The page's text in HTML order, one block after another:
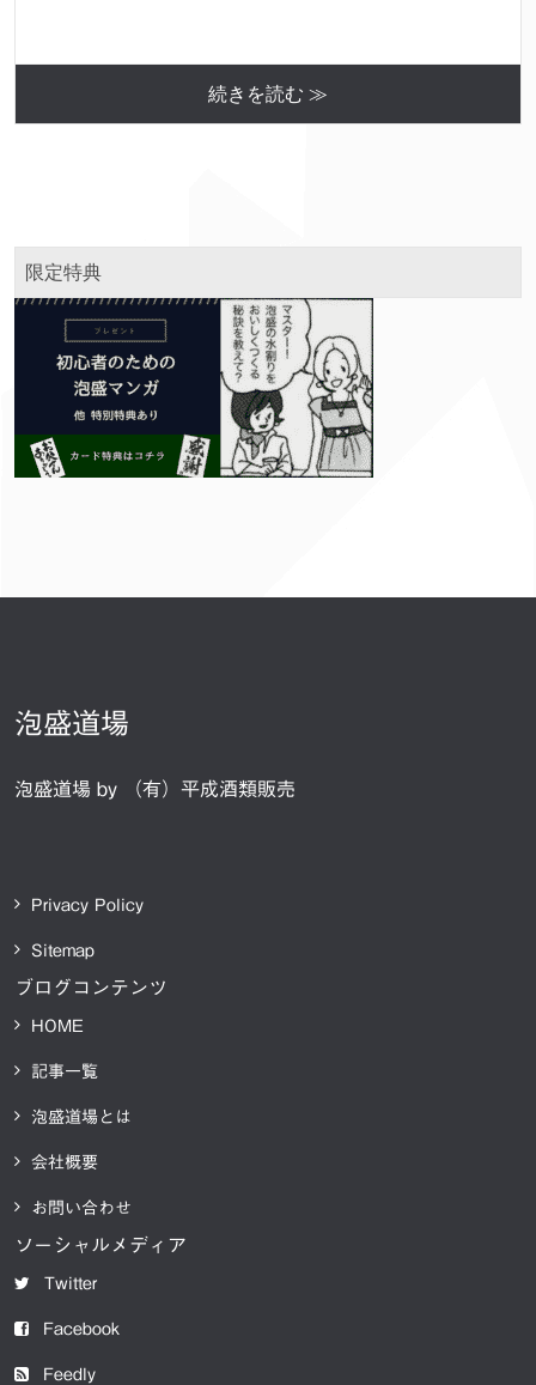
続きを読む ≫
限定特典
泡盛道場
泡盛道場 by （有）平成酒類販売
Privacy Policy
Sitemap
ブログコンテンツ
HOME
記事一覧
泡盛道場とは
会社概要
お問い合わせ
ソーシャルメディア
Twitter
Facebook
Feedly